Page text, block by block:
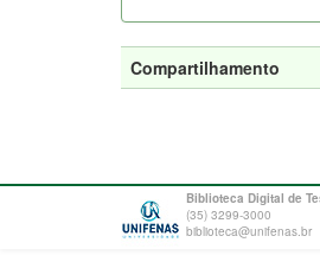
Compartilhamento
Biblioteca Digital de
(35) 3299-3000
biblioteca@unifenas.br